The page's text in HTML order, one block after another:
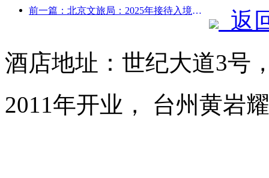
前一篇：北京文旅局：2025年接待入境游客548万人次，同比增长39%
返
酒店地址：世纪大道3号
2011年开业， 台州黄